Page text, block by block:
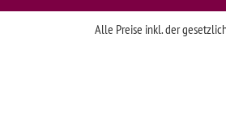
Alle Preise inkl. der